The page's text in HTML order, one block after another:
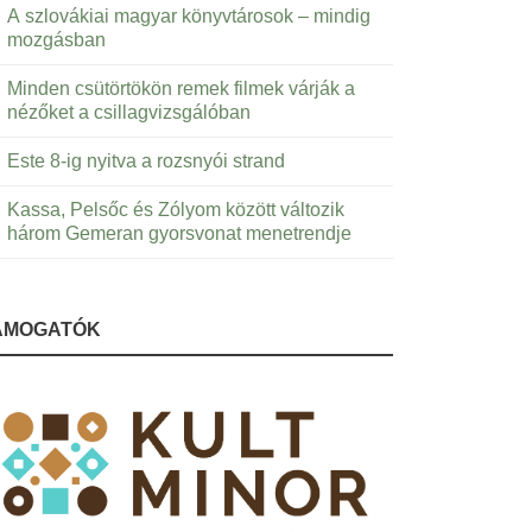
A szlovákiai magyar könyvtárosok – mindig
mozgásban
Minden csütörtökön remek filmek várják a
nézőket a csillagvizsgálóban
Este 8-ig nyitva a rozsnyói strand
Kassa, Pelsőc és Zólyom között változik
három Gemeran gyorsvonat menetrendje